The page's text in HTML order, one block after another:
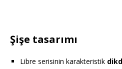
Şişe tasarımı
Libre serisinin karakteristik